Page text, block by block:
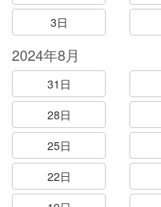
3日
2024年8月
31日
28日
25日
22日